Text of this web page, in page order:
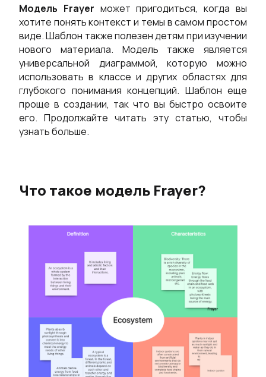
Диаграмма
Карта Пути Клиента
Архитектурная Диаграмма Встречи и
AI
Планирование и Обработка Стратегия и Анализ
AI Матрица БКГ
Ресурсы
Обучение
Руководство
Блог
Модель Frayer может пригодиться, когда вы
хотите понять контекст и темы в самом простом
виде. Шаблон также полезен детям при изучении
нового материала. Модель также является
универсальной диаграммой, которую можно
использовать в классе и других областях для
глубокого понимания концепций. Шаблон еще
проще в создании, так что вы быстро освоите
его. Продолжайте читать эту статью, чтобы
узнать больше.
Что такое модель Frayer?